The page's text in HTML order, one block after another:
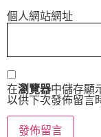
個人網站網址
在瀏覽器中儲存顯
以供下次發佈留言